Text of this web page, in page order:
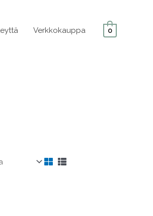
Verkkokauppa 0